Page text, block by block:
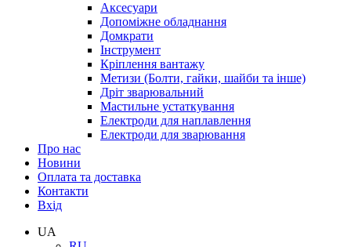
Аксесуари
Допоміжне обладнання
Домкрати
Інструмент
Кріплення вантажу
Метизи (Болти, гайки, шайби та інше)
Дріт зварювальний
Мастильне устаткування
Електроди для наплавлення
Електроди для зварювання
Про нас
Новини
Оплата та доставка
Контакти
Вхiд
UA